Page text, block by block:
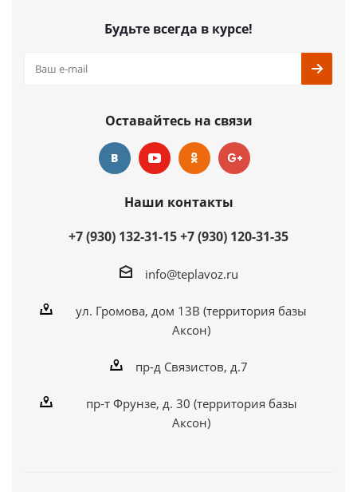
Будьте всегда в курсе!
Оставайтесь на связи
Наши контакты
+7 (930) 132-31-15+7 (930) 120-31-35
info@teplavoz.ru
ул. Громова, дом 13В (территория базы
Аксон)
пр-д Связистов, д.7
пр-т Фрунзе, д. 30 (территория базы
Аксон)